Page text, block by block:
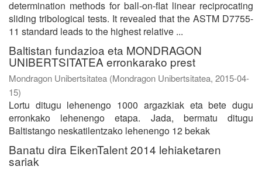
determination methods for ball-on-flat linear reciprocating
sliding tribological tests. It revealed that the ASTM D7755-
11 standard leads to the highest relative ...
Baltistan fundazioa eta MONDRAGON
UNIBERTSITATEA erronkarako prest
Mondragon Unibertsitatea (Mondragon Unibertsitatea, 2015-04-
15)
Lortu ditugu lehenengo 1000 argazkiak eta bete dugu
erronkako lehenengo etapa. Jada, bermatu ditugu
Baltistango neskatilentzako lehenengo 12 bekak
Banatu dira EikenTalent 2014 lehiaketaren
sariak